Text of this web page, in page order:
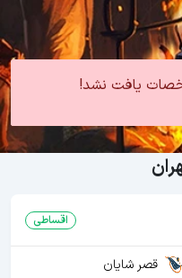
یزد
یافت نشد!
اقساطی
قصر شایان